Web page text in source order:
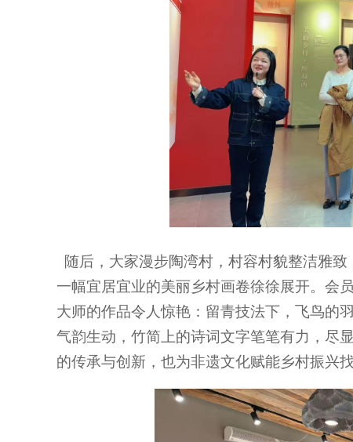
随后，大家漫步陶湾村，村容村貌整洁雅
一幅宜居宜业的美丽乡村画卷徐徐展开。会
大师的作品令人惊艳：留青技法下，飞鸟的
气韵生动，竹简上的诗词文字笔笔有力，尽
的传承与创新，也为非遗文化赋能乡村振兴